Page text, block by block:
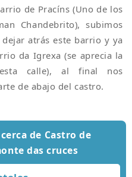
de Pracíns (Uno de los
Chandebrito), subimos
atrás este barrio y ya
da Igrexa (se aprecia la
calle), al final nos
de abajo del castro.
de Castro de
das cruces